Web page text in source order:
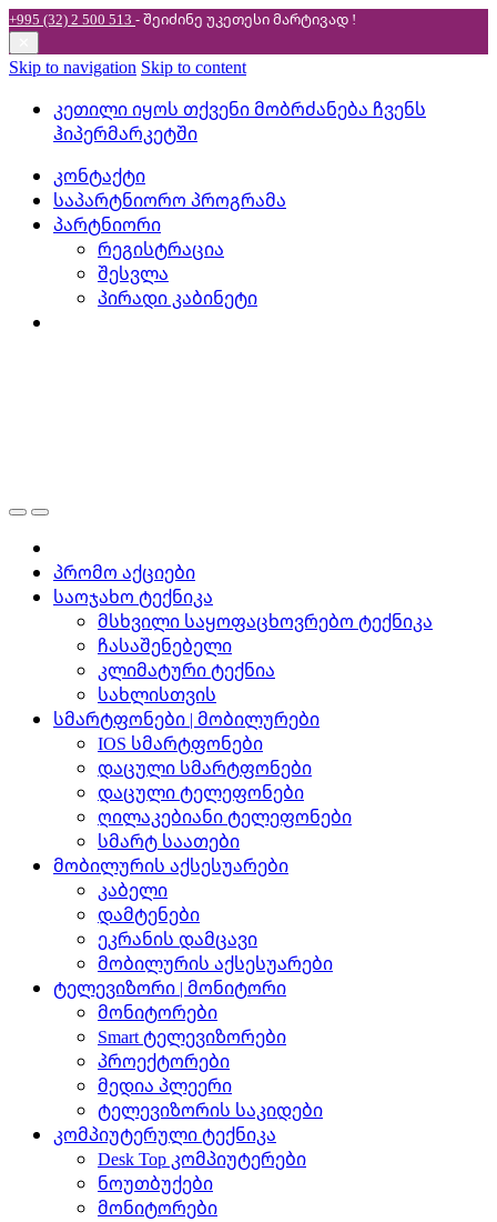
+995 (32) 2 500 513 - შეიძინე უკეთესიმარტივად !
Skip to navigation Skip to content
კეთილი იყოს თქვენი მობრძანება ჩვენს
ჰიპერმარკეტში
კონტაქტი
საპარტნიორო პროგრამა
პარტნიორი
რეგისტრაცია
შესვლა
პირადი კაბინეტი
პრომო აქციები
საოჯახო ტექნიკა
მსხვილი საყოფაცხოვრებო ტექნიკა
ჩასაშენებელი
კლიმატური ტექნია
სახლისთვის
სმარტფონები | მობილურები
IOS სმარტფონები
დაცული სმარტფონები
დაცული ტელეფონები
ღილაკებიანი ტელეფონები
სმარტ საათები
მობილურის აქსესუარები
კაბელი
დამტენები
ეკრანის დამცავი
მობილურის აქსესუარები
ტელევიზორი | მონიტორი
მონიტორები
Smart ტელევიზორები
პროექტორები
მედია პლეერი
ტელევიზორის საკიდები
კომპიუტერული ტექნიკა
Desk Top კომპიუტერები
ნოუთბუქები
მონიტორები